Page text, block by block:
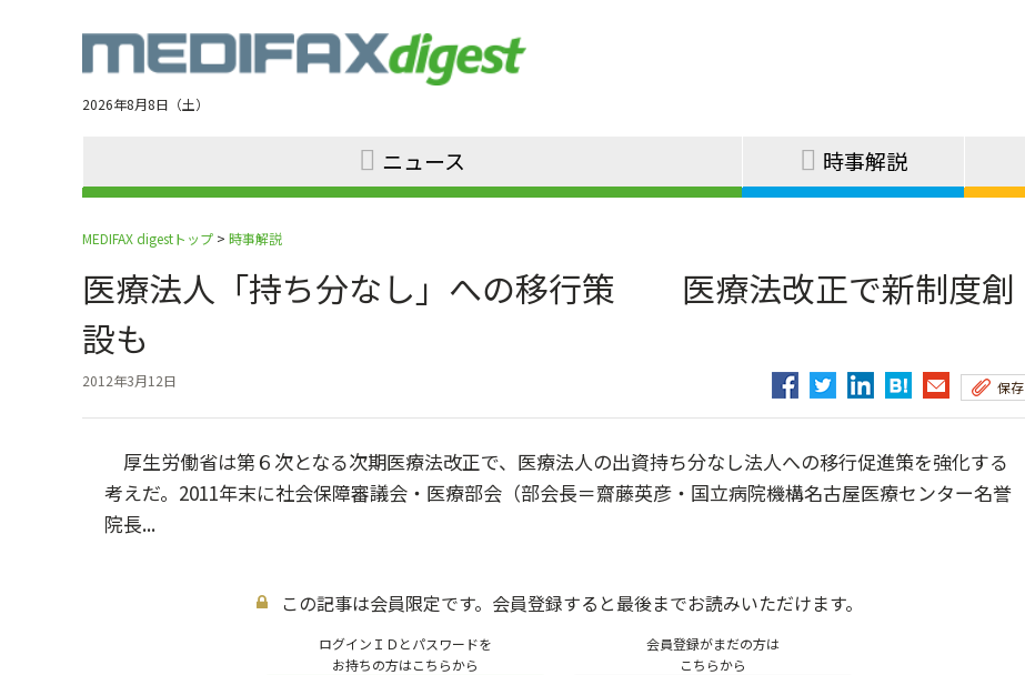
navigation
2026年8月8日（土）
ニュース 時事解説
MEDIFAX digestトップ > 時事解説
医療法人「持ち分なし」への移行策 医療法改正で新制度創
設も
2012年3月12日 保存
厚生労働省は第６次となる次期医療法改正で、医療法人の出資持ち分なし法人への移行促進策を強化する
考えだ。2011年末に社会保障審議会・医療部会（部会長＝齋藤英彦・国立病院機構名古屋医療センター名誉
院長...
この記事は会員限定です。会員登録すると最後までお読みいただけます。
ログインＩＤとパスワードを
お持ちの方はこちらから
会員登録がまだの方は
こちらから